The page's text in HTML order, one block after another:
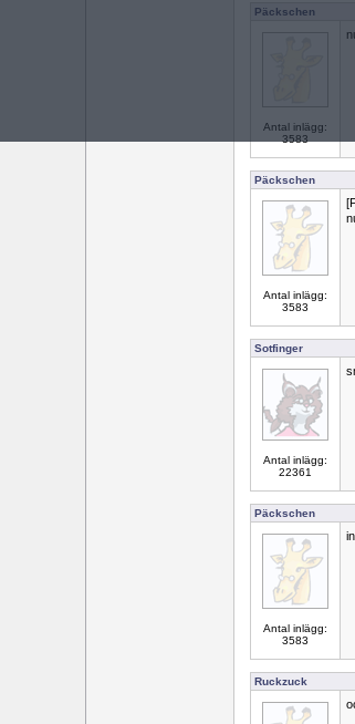
Päckschen
Antal inlägg:
3583
Päckschen
Antal inlägg:
3583
Sotfinger
Antal inlägg:
22361
Päckschen
Antal inlägg:
3583
Ruckzuck